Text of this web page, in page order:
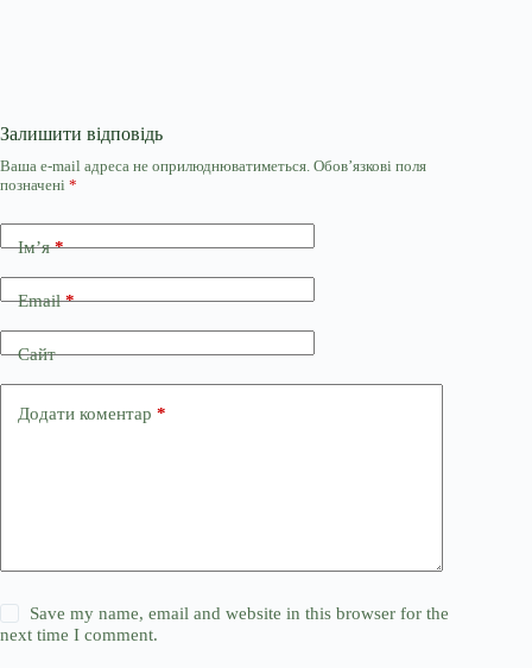
Залишити відповідь
Ваша e-mail адреса не оприлюднюватиметься. Обов’язкові поля
позначені *
Ім’я*
Email*
Сайт
Додати коментар *
Save my name, email and website in this browser for the
next time I comment.